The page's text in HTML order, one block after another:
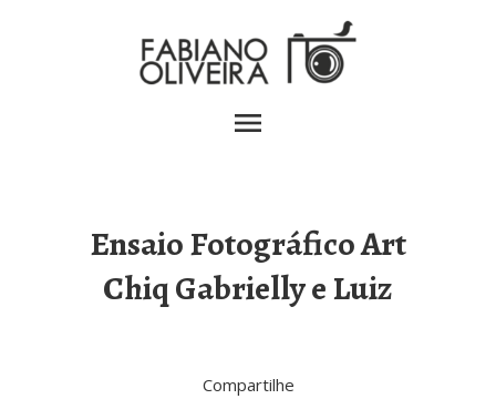
menu
Ensaio Fotográfico Art
Chiq Gabrielly e Luiz
Compartilhe